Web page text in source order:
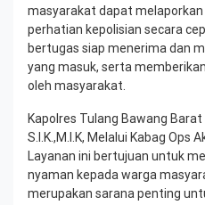
masyarakat dapat
perhatian kepolisian secara
bertugas siap menerima dan
yang masuk, serta
oleh masyarakat.
Kapolres Tulang Bawang Barat
S.I.K.,M.I.K, Melalui Kabag Ops
Layanan ini bertujuan untuk
nyaman kepada warga
merupakan sarana penting